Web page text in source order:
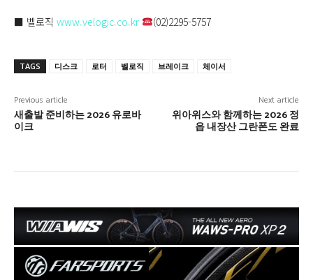
■ 벨로직 www.velogic.co.kr (02)2295-5757
TAGS 디스크 로터 벨로직 브레이크 체이서
Previous article
새출발 준비하는 2026 유로바
이크
Next article
위아위스와 함께하는 2026 정
읍 내장산 그란폰도 완료